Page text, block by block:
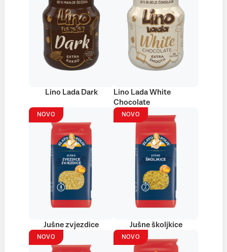
Lino Lada Dark
Lino Lada White
Chocolate
NOVO
Jušne zvjezdice
NOVO
Jušne školjkice
NOVO NOVO